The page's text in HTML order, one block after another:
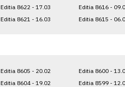
Editia 8622 - 17.03
Editia 8621 - 16.03
Editia 8616 -
Editia 8615 -
Editia 8605 - 20.02
Editia 8604 - 19.02
Editia 8600 -
Editia 8599 -